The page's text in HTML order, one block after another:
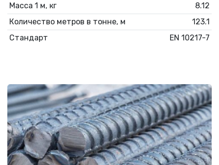
Масса 1 м, кг
8.12
Количество метров в тонне, м
123.1
Стандарт
EN 10217-7